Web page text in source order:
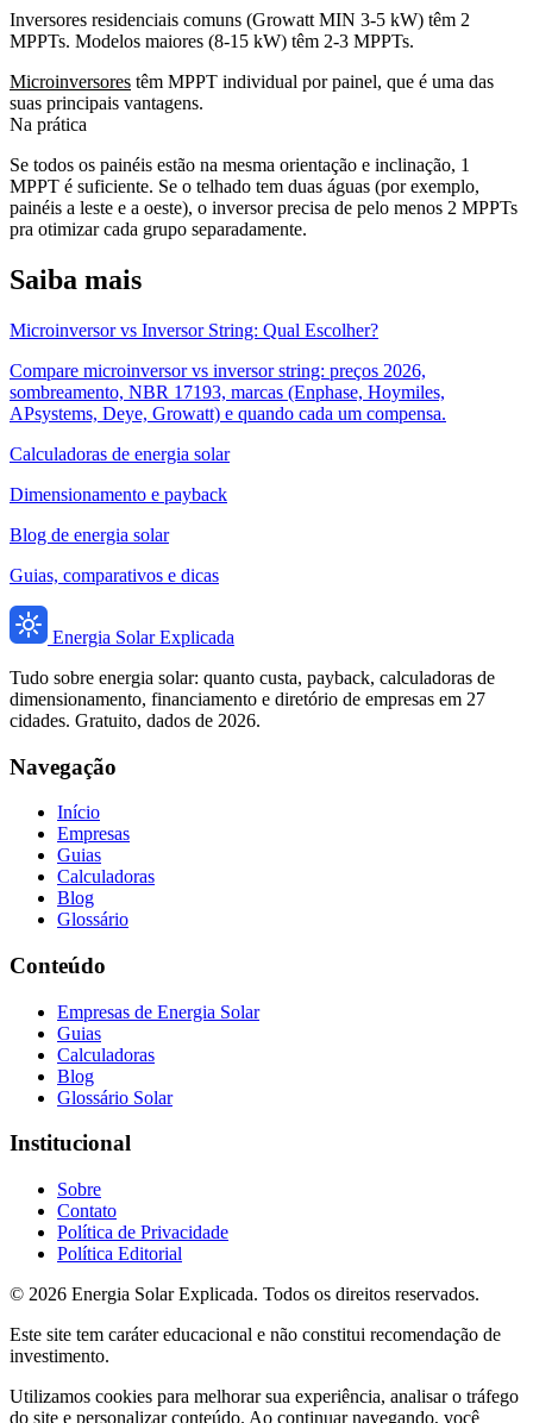
Inversores residenciais comuns (Growatt MIN 3-5 kW) têm 2
MPPTs. Modelos maiores (8-15 kW) têm 2-3 MPPTs.
Microinversores têm MPPT individual por painel, que é uma das
suas principais vantagens.
Na prática
Se todos os painéis estão na mesma orientação e inclinação, 1
MPPT é suficiente. Se o telhado tem duas águas (por exemplo,
painéis a leste e a oeste), o inversor precisa de pelo menos 2 MPPTs
pra otimizar cada grupo separadamente.
Saiba mais
Microinversor vs Inversor String: Qual Escolher?
Compare microinversor vs inversor string: preços 2026,
sombreamento, NBR 17193, marcas (Enphase, Hoymiles,
APsystems, Deye, Growatt) e quando cada um compensa.
Calculadoras de energia solar
Dimensionamento e payback
Blog de energia solar
Guias, comparativos e dicas
Energia Solar Explicada
Tudo sobre energia solar: quanto custa, payback, calculadoras de
dimensionamento, financiamento e diretório de empresas em 27
cidades. Gratuito, dados de 2026.
Navegação
Início
Empresas
Guias
Calculadoras
Blog
Glossário
Conteúdo
Empresas de Energia Solar
Guias
Calculadoras
Blog
Glossário Solar
Institucional
Sobre
Contato
Política de Privacidade
Política Editorial
© 2026 Energia Solar Explicada. Todos os direitos reservados.
Este site tem caráter educacional e não constitui recomendação de
investimento.
Utilizamos cookies para melhorar sua experiência, analisar o tráfego
do site e personalizar conteúdo. Ao continuar navegando, você